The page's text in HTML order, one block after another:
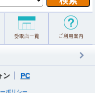
ン PC
ポリシー